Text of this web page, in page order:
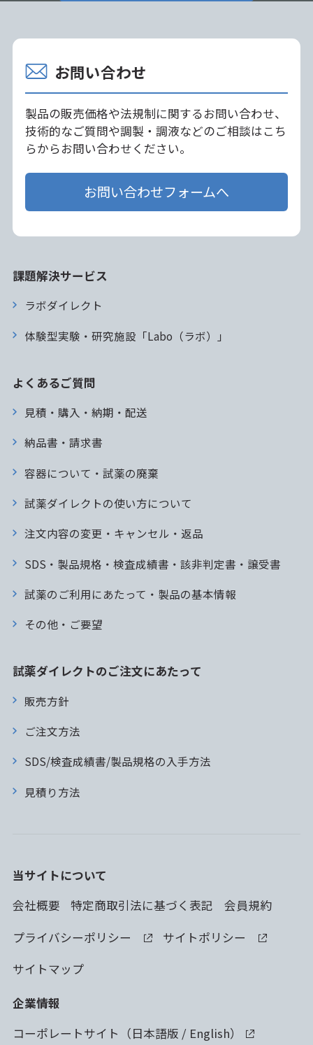
お問い合わせ
製品の販売価格や法規制に関するお問い合わせ、
技術的なご質問や調製・調液などのご相談はこち
らからお問い合わせください。
お問い合わせフォームへ
課題解決サービス
ラボダイレクト
体験型実験・研究施設「Labo（ラボ）」
よくあるご質問
見積・購入・納期・配送
納品書・請求書
容器について・試薬の廃棄
試薬ダイレクトの使い方について
注文内容の変更・キャンセル・返品
SDS・製品規格・検査成績書・該非判定書・譲受書
試薬のご利用にあたって・製品の基本情報
その他・ご要望
試薬ダイレクトのご注文にあたって
販売方針
ご注文方法
SDS/検査成績書/製品規格の入手方法
見積り方法
当サイトについて
会社概要
特定商取引法に基づく表記
会員規約
プライバシーポリシー
サイトポリシー
サイトマップ
企業情報
コーポレートサイト（日本語版 / English）